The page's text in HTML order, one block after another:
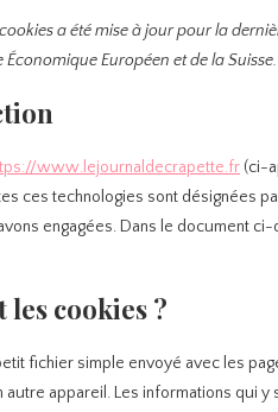
a été mise à jour pour la
Économique Européen et de la Suisse.
www.lejournaldecrapette.fr (ci-
ces technologies sont désignées
engagées. Dans le document
les cookies ?
fichier simple envoyé avec les
autre appareil. Les informations qui